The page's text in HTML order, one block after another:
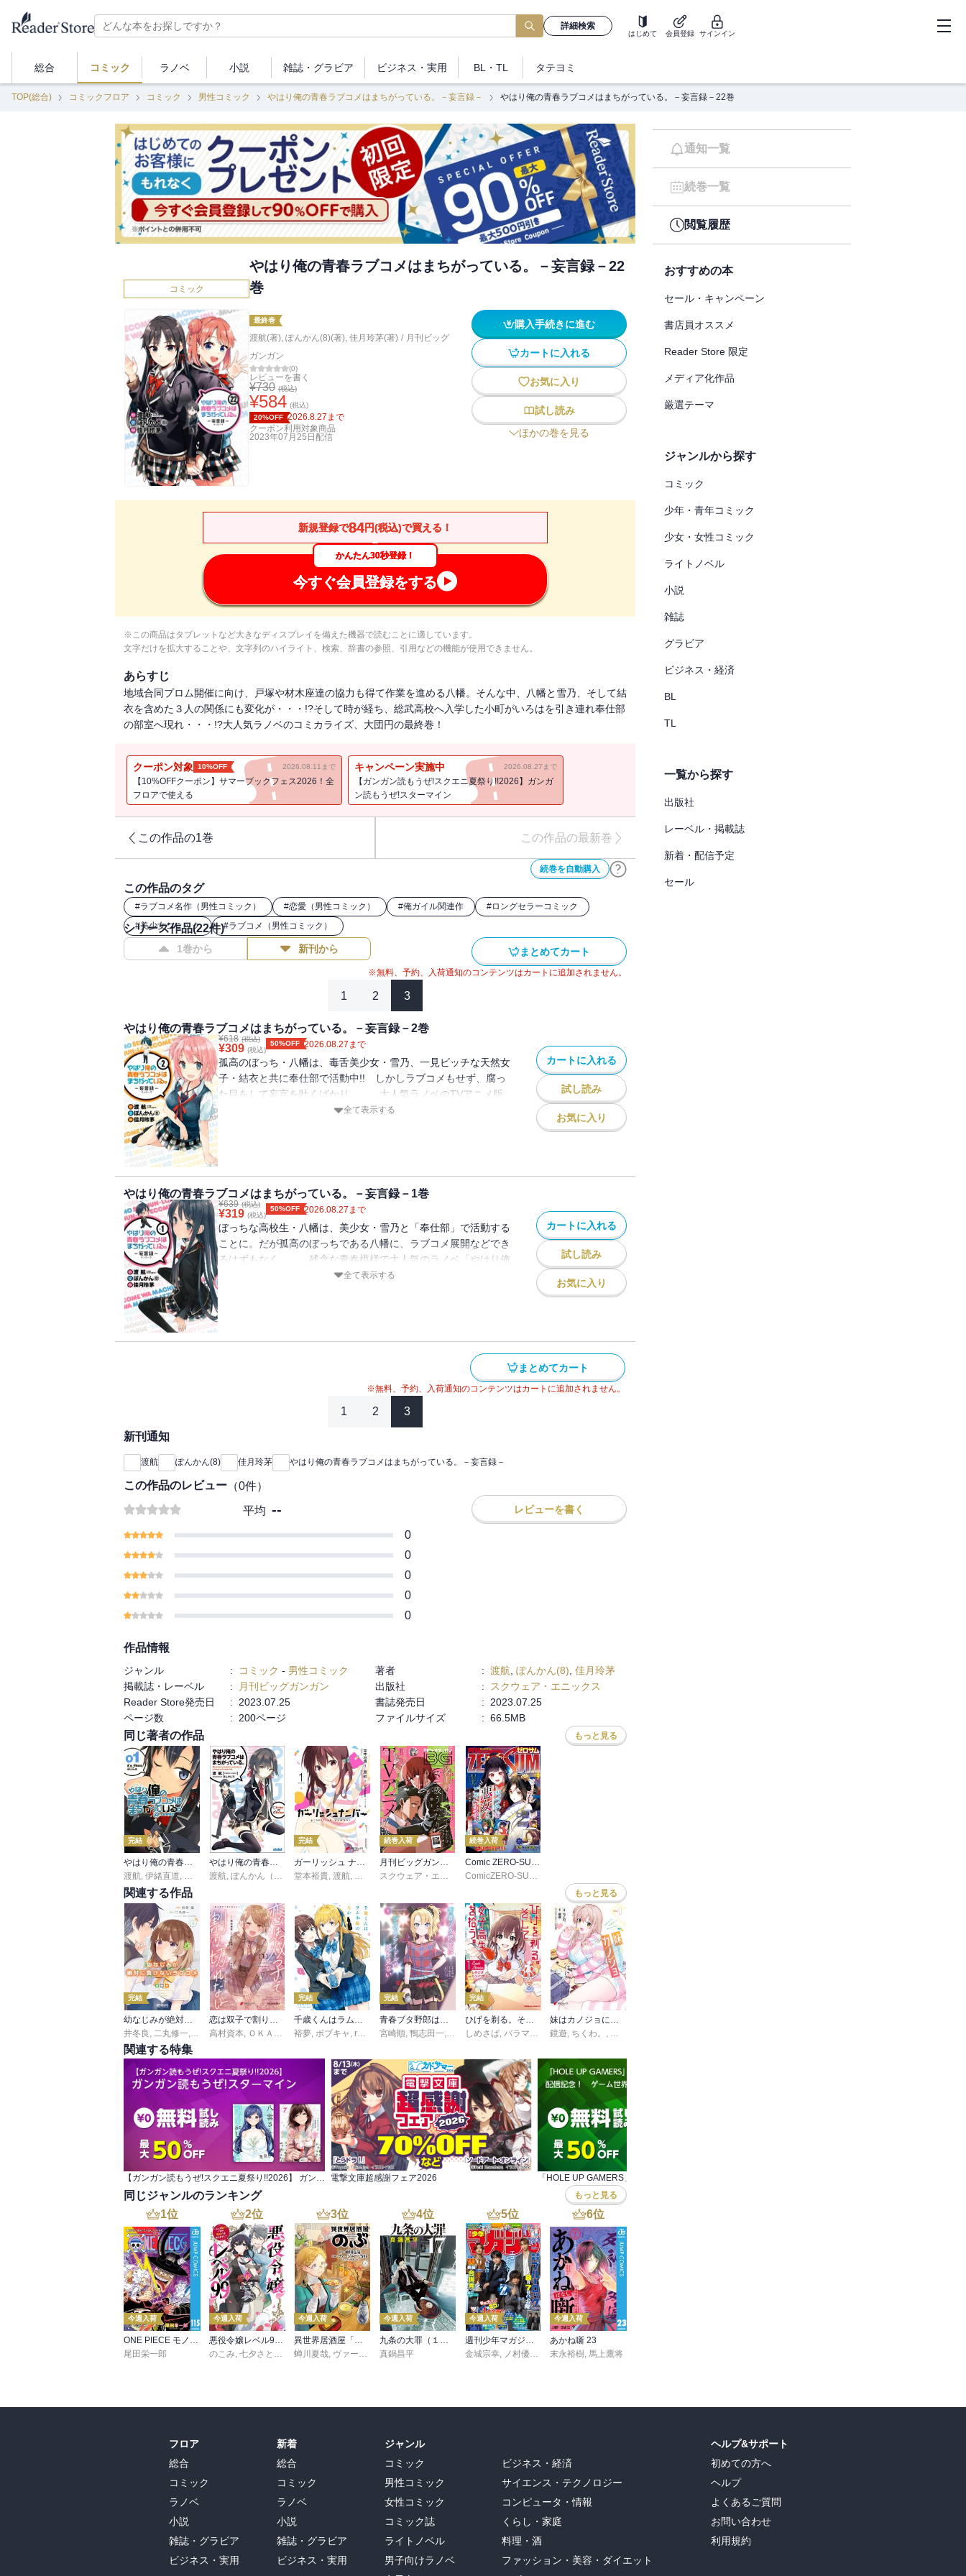
詳細検索
はじめて 会員登録 サインイン
総合 コミック ラノベ 小説 雑誌・ グラビア ビジネス ・実用 BL・TL タテヨミ
TOP(総合) コミックフロア コミック 男性コミック やはり俺の青春ラブコメはまちがっている。－妄言録－ やはり俺の青春ラブコメはまちがっている。－妄言録－22巻
コミック
やはり俺の青春ラブコメはまちがっている。－妄言録－22
巻
最終巻
渡航(著), ぽんかん(8)(著), 佳月玲茅(著) / 月刊ビッグ
ガンガン
(0)
レビューを書く
¥730 (税込)
¥584 (税込)
20%OFF 2026.8.27 まで
クーポン利用対象商品
2023年07月25日 配信
購入手続きに進む
カートに入れる
お気に入り
試し読み
ほかの巻を見る
新規登録で84円(税込)で買える！
かんたん30秒登録！
今すぐ会員登録をする
※この商品はタブレットなど大きなディスプレイを備えた機器で読むことに適しています。
文字だけを拡大することや、文字列のハイライト、検索、辞書の参照、引用などの機能が使用できません。
あらすじ
地域合同プロム開催に向け、戸塚や材木座達の協力も得て作業を進める八幡。そんな中、八幡と雪乃、そして結
衣を含めた３人の関係にも変化が・・・!?そして時が経ち、総武高校へ入学した小町がいろはを引き連れ奉仕部
の部室へ現れ・・・!?大人気ラノベのコミカライズ、大団円の最終巻！
クーポン対象 10%OFF 2026.08.11まで
【10%OFFクーポン】サマーブックフェス2026！全
フロアで使える
キャンペーン実施中 2026.08.27まで
【ガンガン読もうぜ!スクエニ夏祭り!!2026】ガンガ
ン読もうぜ!スターマイン
この作品の1巻 この作品の最新巻
続巻を自動購入
この作品のタグ
#ラブコメ名作（男性コミック） #恋愛（男性コミック） #俺ガイル関連作 #ロングセラーコミック
#美少女コミック #ラブコメ（男性コミック）
シリーズ作品(22件)
1巻から 新刊から まとめてカート
※無料、予約、入荷通知のコンテンツはカートに追加されません。
1 2 3
やはり俺の青春ラブコメはまちがっている。－妄言録－2巻
¥618 (税込)
¥309 (税込)
50%OFF 2026.08.27 まで
孤高のぼっち・八幡は、毒舌美少女・雪乃、一見ビッチな天然女
子・結衣と共に奉仕部で活動中!! しかしラブコメもせず、腐っ
た目をして妄言を吐くばかり……。大人気ラノベのTVアニメ版
コミカライズ、妹の小町や川なんとかさんも登場の第２巻!!
全て表示する
カートに入れる
試し読み
お気に入り
やはり俺の青春ラブコメはまちがっている。－妄言録－1巻
¥639 (税込)
¥319 (税込)
50%OFF 2026.08.27 まで
ぼっちな高校生・八幡は、美少女・雪乃と「奉仕部」で活動する
ことに。だが孤高のぼっちである八幡に、ラブコメ展開などでき
るはずもなく……。残念な青春模様で大人気のラノベ「やはり俺
の青春ラブコメはまちがっている。」のアニメ版コミカライズ!!
全て表示する
カートに入れる
試し読み
お気に入り
まとめてカート
※無料、予約、入荷通知のコンテンツはカートに追加されません。
1 2 3
新刊通知
渡航 ぽんかん(8) 佳月玲茅 やはり俺の青春ラブコメはまちがっている。－妄言録－
この作品のレビュー （0件）
平均 -- レビューを書く
0
0
0
0
0
作品情報
ジャンル : コミック - 男性コミック 著者 : 渡航 ぽんかん(8) 佳月玲茅
掲載誌・レーベル
: 月刊ビッグガンガン 出版社 :
スクウェア・エニックス
Reader Store発売日
: 2023.07.25 書誌発売日 :
2023.07.25
ページ数
: 200ページ ファイルサイズ : 66.5MB
同じ著者の作品 もっと見る
完結
やはり俺の青春ラブコメはまちがっている。@comic
渡航, 伊緒直道, ぽんかん８
やはり俺の青春ラブコメはまちがっている。
渡航, ぽんかん（8）
完結
ガーリッシュ ナンバー
堂本裕貴,渡航, ＱＰ：ｆｌａｐｐｅｒ
続巻入荷
月刊ビッグガンガン
スクウェア・エニックス
,地主,藍依青糸,
続巻入荷
Comic ZERO-SUM (コミック ゼロサム)
ComicZERO-SUM編集部
関連する作品 もっと見る
完結
幼なじみが絶対に負けないラブコメ
井冬良 , 二丸修一, しぐれうい
恋は双子で割り切れない
高村資本, ＯＫＡＲＩ ,あるみっく
完結
千歳くんはラムネ瓶のなか
裕夢,ボブキャ , raemz
完結
青春ブタ野郎はシスコンアイドルの夢を見ない
宮崎順, 鴨志田一, 溝口ケージ
完結
ひげを剃る。そして女子高生を拾う。 Each Stories
しめさば, バラマツヒトミ ,ぶーた
妹はカノジョにできないのに
鏡遊, ちくわ。 , 三九呂
関連する特集
【ガンガン読もうぜ!スクエニ夏祭り!!2026】 ガンガン読もうぜ!スターマイン 電撃文庫超感謝フェア2026
同じジャンルのランキング もっと見る
1位
今週入荷
尾田栄一郎
2位
今週入荷
のこみ, 七夕さとり Tea
3位
今週入荷
蝉川夏哉 ヴァージニア二等兵 ,
4位
今週入荷
真鍋昌平
5位
今週入荷
金城宗幸, ノ村優介 真島ヒロ,宮島礼吏,新川直司
6位
今週入荷
あかね噺 23
末永裕樹 馬上鷹将
通知一覧
続巻一覧
閲覧履歴
おすすめの本
セール・キャンペーン
書店員オススメ
Reader Store 限定
メディア化作品
厳選テーマ
ジャンルから探す
コミック
少年・青年コミック
少女・女性コミック
ライトノベル
小説
雑誌
グラビア
ビジネス・経済
BL
TL
一覧から探す
出版社
レーベル・掲載誌
新着・配信予定
セール
フロア
総合
コミック
ラノベ
小説
雑誌・グラビア
ビジネス・実用
新着
総合
コミック
ラノベ
小説
雑誌・グラビア
ビジネス・実用
ジャンル
コミック
男性コミック
女性コミック
コミック誌
ライトノベル
男子向けラノベ
ビジネス・経済
サイエンス・テクノロジー
コンピュータ・情報
くらし・家庭
料理・酒
ファッション・美容・ダイエット
ヘルプ&サポート
初めての方へ
ヘルプ
よくあるご質問
お問い合わせ
利用規約